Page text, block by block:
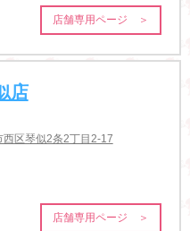
店舗専用ページ ＞
店
西区琴似2条2丁目2-17
店舗専用ページ ＞